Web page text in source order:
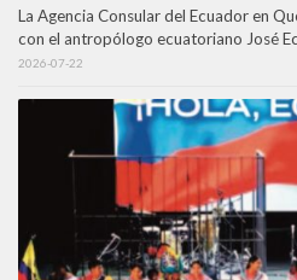
La Agencia Consular del Ecuador en
con el antropólogo ecuatoriano José
2026-07-22